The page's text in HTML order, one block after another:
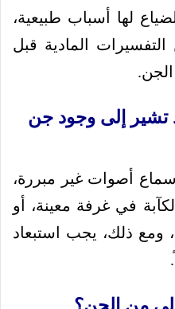
لها أسباب طبيعية،
المادية قبل
تشير إلى وجود جن
أصوات غير مبررة،
في غرفة معينة، أو
ومع ذلك، يجب استبعاد